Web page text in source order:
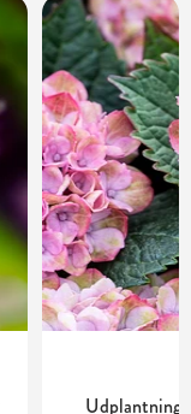
Udplantning